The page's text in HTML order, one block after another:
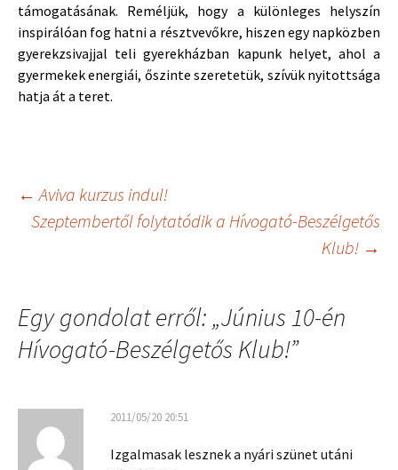
támogatásának. Reméljük, hogy a különleges helyszín
inspirálóan fog hatni a résztvevőkre, hiszen egy napközben
gyerekzsivajjal teli gyerekházban kapunk helyet, ahol a
gyermekek energiái, őszinte szeretetük, szívük nyitottsága
hatja át a teret.
Bejegyzés
← Aviva kurzus indul!
Szeptembertől folytatódik a Hívogató-Beszélgetős
Klub! →
Egy gondolat erről: „Június 10-én
Hívogató-Beszélgetős Klub!”
2011/05/20 20:51
Izgalmasak lesznek a nyári szünet utáni